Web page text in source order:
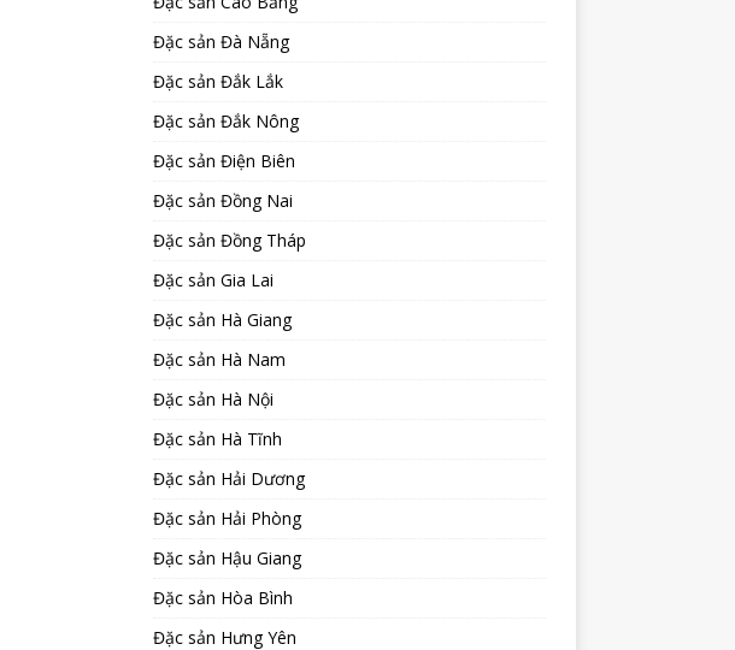
Đặc sản Đà Nẵng
Đặc sản Đắk Lắk
Đặc sản Đắk Nông
Đặc sản Điện Biên
Đặc sản Đồng Nai
Đặc sản Đồng Tháp
Đặc sản Gia Lai
Đặc sản Hà Giang
Đặc sản Hà Nam
Đặc sản Hà Nội
Đặc sản Hà Tĩnh
Đặc sản Hải Dương
Đặc sản Hải Phòng
Đặc sản Hậu Giang
Đặc sản Hòa Bình
Đặc sản Hưng Yên